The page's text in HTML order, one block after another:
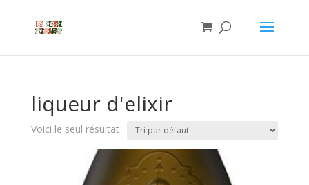
liqueur d'elixir
Voici le seul résultat